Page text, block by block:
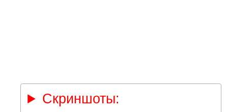
Скриншоты: